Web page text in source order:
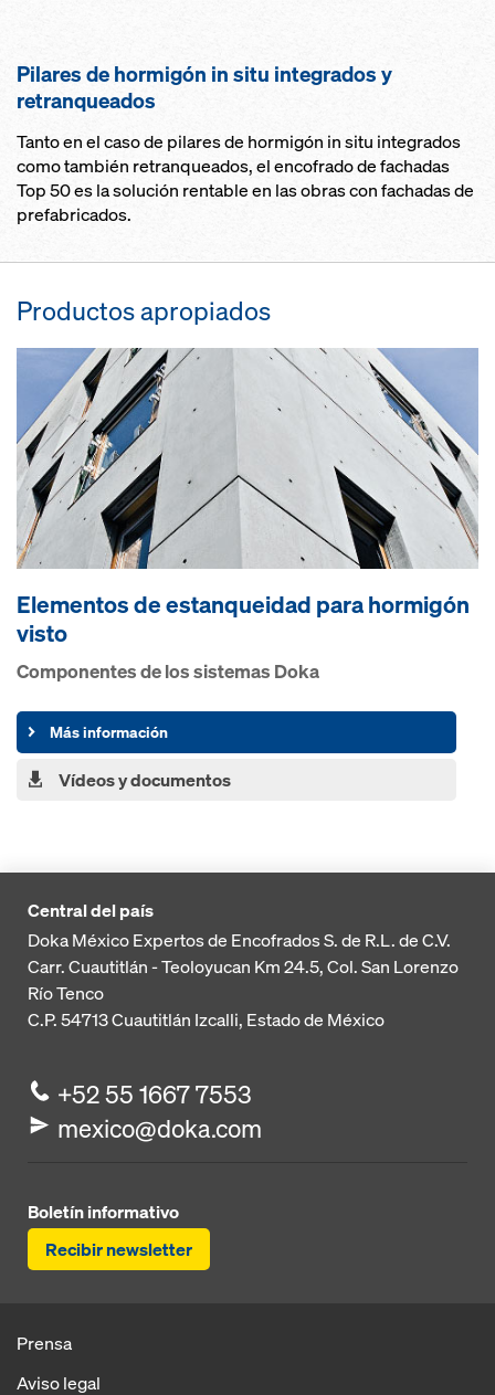
Pilares de hormigón in situ integrados y
retranqueados
Tanto en el caso de pilares de hormigón in situ integrados
como también retranqueados, el encofrado de fachadas
Top 50 es la solución rentable en las obras con fachadas de
prefabricados.
Productos apropiados
Elementos de estanqueidad para hormigón
visto
Componentes de los sistemas Doka
Más información
Vídeos y documentos
Central del país
Doka México Expertos de Encofrados S. de R.L. de C.V.
Carr. Cuautitlán - Teoloyucan Km 24.5, Col. San Lorenzo
Río Tenco
C.P. 54713Cuautitlán Izcalli, Estado de México
+52 55 1667 7553
mexico@doka.com
Boletín informativo
Recibir newsletter
Prensa
Aviso legal